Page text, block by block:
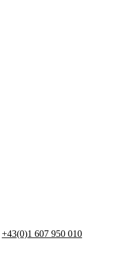
+43(0)1 607 950 010